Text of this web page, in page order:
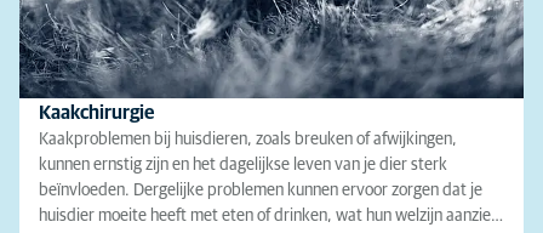
Kaakchirurgie
Kaakproblemen bij huisdieren, zoals breuken of afwijkingen,
kunnen ernstig zijn en het dagelijkse leven van je dier sterk
beïnvloeden. Dergelijke problemen kunnen ervoor zorgen dat je
huisdier moeite heeft met eten of drinken, wat hun welzijn aanzie…